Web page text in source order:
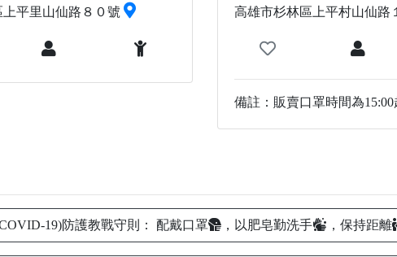
平里山仙路８０號
高雄市杉林區上平村山仙路
備註：販賣口罩時間為15:00
19)防護教戰守則： 配戴口罩 ，以肥皂勤洗手 ，保持距離